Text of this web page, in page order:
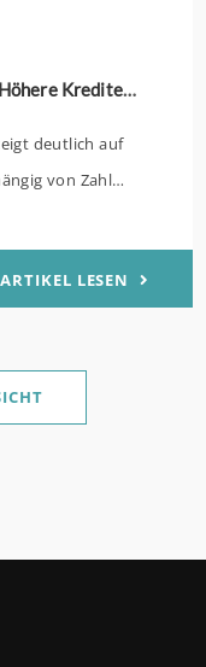
KfW-Förderung „Jung kauft Alt“: Höhere Kredite ab August 2026
deutlich auf
von Zahl
effektiv bei
möglich
sanieren,
ARTIKEL LESEN